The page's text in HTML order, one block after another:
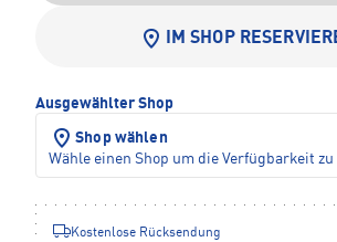
IM SHOP
Ausgewählter Shop
Shop wählen
Wähle einen Shop um die Verfügbarkeit zu
Kostenlose Rücksendung